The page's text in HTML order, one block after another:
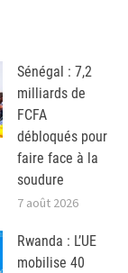
Sénégal : 7,2
milliards de
FCFA
débloqués pour
faire face à la
soudure
7 août 2026
Rwanda : L’UE
mobilise 40